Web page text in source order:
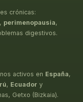
crónicas:
, perimenopausia,
digestivos.
activos en España,
, Ecuador y
Getxo (Bizkaia).